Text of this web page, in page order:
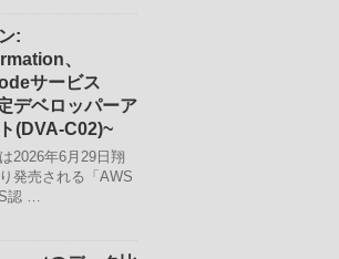
:
、
サービス
デベロッパーア
(DVA-C02)~
2026年6月29日翔
発売される「AWS
認 …